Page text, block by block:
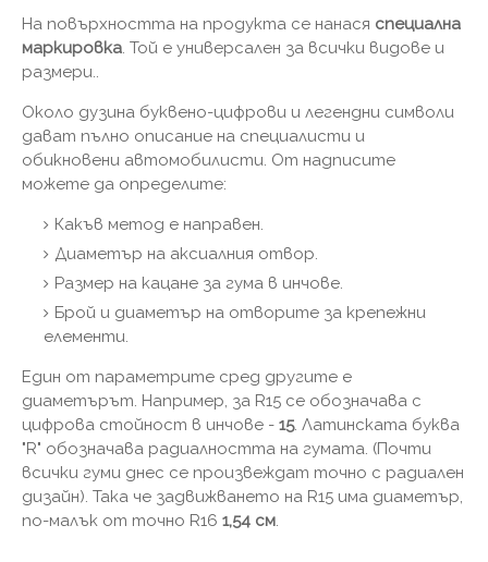
На повърхността на продукта се нанася специална
маркировка . Той е универсален за всички видове и
размери..
Около дузина буквено-цифрови и легендни символи
дават пълно описание на специалисти и
обикновени автомобилисти. От надписите
можете да определите:
Какъв метод е направен.
Диаметър на аксиалния отвор.
Размер на кацане за гума в инчове.
Брой и диаметър на отворите за крепежни
елементи.
Един от параметрите сред другите е
диаметърът. Например, за R15 се обозначава с
цифрова стойност в инчове - 15. Латинската буква
"R" обозначава радиалността на гумата. (Почти
всички гуми днес се произвеждат точно с радиален
дизайн). Така че задвижването на R15 има диаметър,
по-малък от точно R16 1,54 см